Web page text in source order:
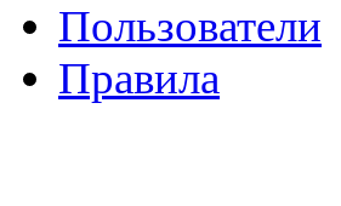
Пользователи
Правила